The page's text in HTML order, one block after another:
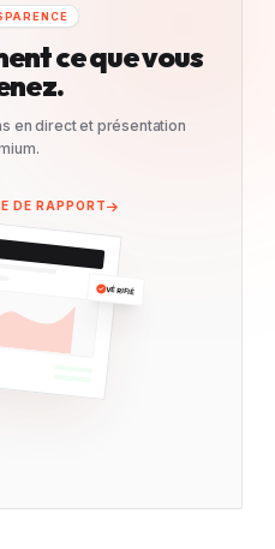
ce que vous
en direct et présentation
DE RAPPORT
VÉRIFIÉ